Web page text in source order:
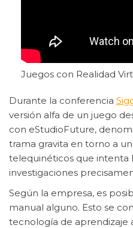
Juegos con Realidad
Durante la conferencia
versión alfa de un juego
con eStudioFuture,
trama gravita en torno a
telequinéticos que intenta
investigaciones
Según la empresa, es
manual alguno. Esto se
tecnología de aprendizaje